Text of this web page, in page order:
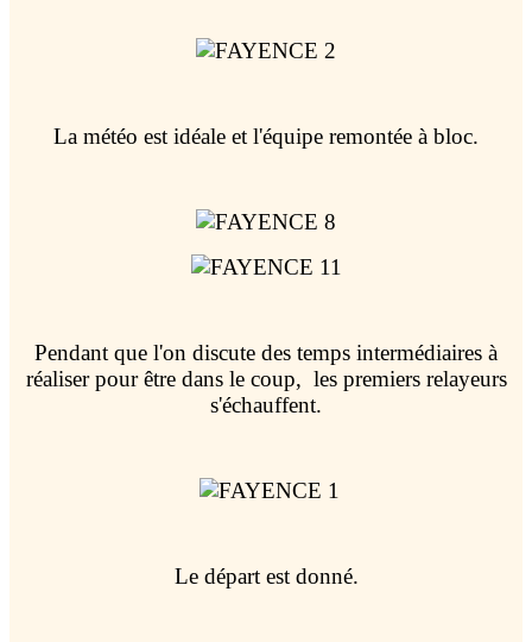
La météo est idéale et l'équipe remontée à bloc.
Pendant que l'on discute des temps intermédiaires à
réaliser pour être dans le coup, les premiers relayeurs
s'échauffent.
Le départ est donné.